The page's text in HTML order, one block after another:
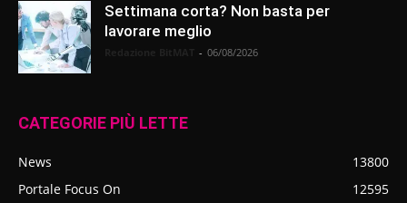
Settimana corta? Non basta per
lavorare meglio
- 06/08/2026
CATEGORIE PIÙ LETTE
News
13800
Portale Focus On
12595